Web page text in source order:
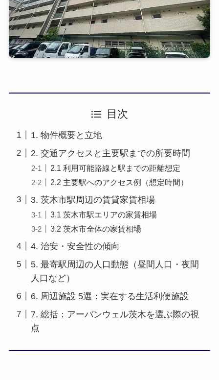
目次
1. 物件概要と立地
2. 交通アクセスと主要駅までの所要時間
2.1 利用可能路線と駅までの距離想定
2.2 主要駅へのアクセス例（想定時間）
3. 茨木市駅周辺の賃貸家賃相場
3.1 茨木市駅エリアの家賃相場
3.2 茨木市全体の家賃相場
4. 治安・安全性の傾向
5. 最寄駅周辺の人口動態（昼間人口・夜間
人口など）
6. 周辺施設 5選：実在する生活利便施設
7. 総括：アーバンウェル茨木を選ぶ際の視
点